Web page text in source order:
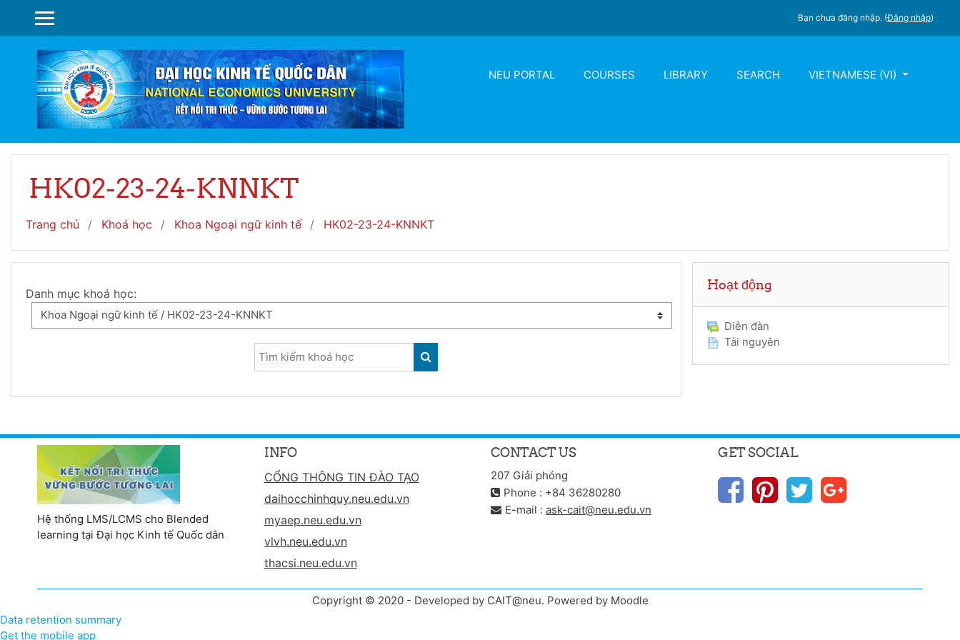
BẢNG ĐIỀU KHIỂN CẠNH
Bạn chưa đăng nhập. (Đăng nhập)
NEU PORTAL COURSES LIBRARY SEARCH VIETNAMESE ‎(VI)‎
HK02-23-24-KNNKT
Trang chủ Khoá học Khoa Ngoại ngữ kinh tế HK02-23-24-KNNKT
Danh mục khoá học:
Tìm kiếm khoá học TÌM KIẾM KHOÁ HỌC
Hoạt động
Diễn đàn
Tài nguyên
Hệ thống LMS/LCMS cho Blended
learning tại Đại học Kinh tế Quốc dân
INFO
CỔNG THÔNG TIN ĐÀO TẠO
daihocchinhquy.neu.edu.vn
myaep.neu.edu.vn
vlvh.neu.edu.vn
thacsi.neu.edu.vn
CONTACT US
207 Giải phóng
Phone : +84 36280280
E-mail : ask-cait@neu.edu.vn
GET SOCIAL
Copyright © 2020 - Developed by CAIT@neu. Powered by Moodle
Data retention summary
Get the mobile app